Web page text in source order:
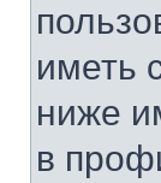
иметь
ниже
в